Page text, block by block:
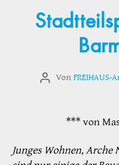
Beitragsautor
Von FREIHAUS-
*** von
Junges Wohnen,